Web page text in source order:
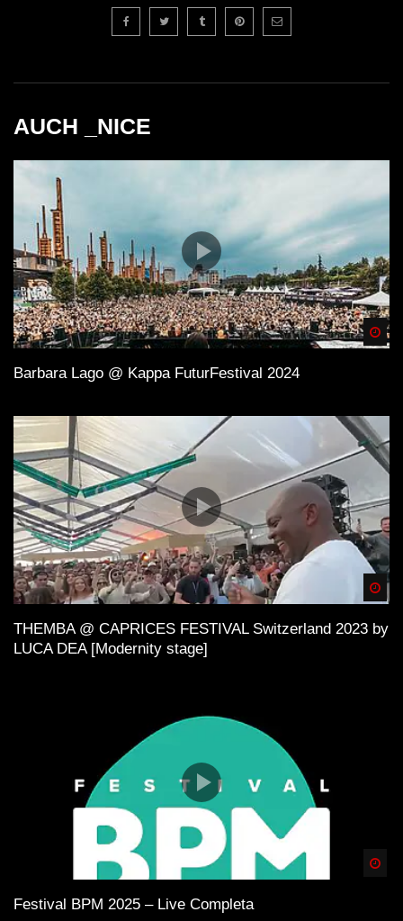
AUCH _NICE
Barbara Lago @ Kappa FuturFestival 2024
THEMBA @ CAPRICES FESTIVAL Switzerland 2023 by
LUCA DEA [Modernity stage]
Festival BPM 2025 – Live Completa